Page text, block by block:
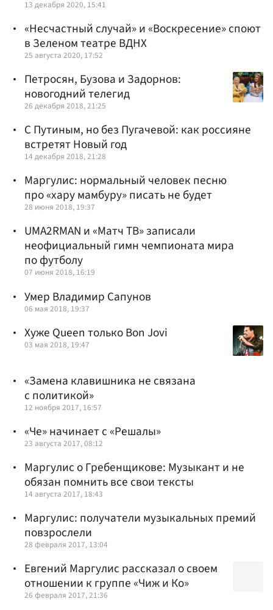
13 декабря 2020, 15:41
«Несчастный случай» и «Воскресение» споют
в Зеленом театре ВДНХ
25 августа 2020, 17:52
Петросян, Бузова и Задорнов:
новогодний телегид
26 декабря 2018, 21:25
С Путиным, но без Пугачевой: как россияне
встретят Новый год
14 декабря 2018, 21:28
Маргулис: нормальный человек песню
про «хару мамбуру» писать не будет
28 июня 2018, 19:37
UMA2RMAN и «Матч ТВ» записали
неофициальный гимн чемпионата мира
по футболу
07 июня 2018, 16:19
Умер Владимир Сапунов
06 мая 2018, 19:37
Хуже Queen только Bon Jovi
03 мая 2018, 19:47
«Замена клавишника не связана
с политикой»
12 ноября 2017, 16:57
«Че» начинает с «Решалы»
23 августа 2017, 08:12
Маргулис о Гребенщикове: Музыкант и не
обязан помнить все свои тексты
14 августа 2017, 18:43
Маргулис: получатели музыкальных премий
повзрослели
28 февраля 2017, 13:04
Евгений Маргулис рассказал о своем
отношении к группе «Чиж и Ко»
26 февраля 2017, 21:36